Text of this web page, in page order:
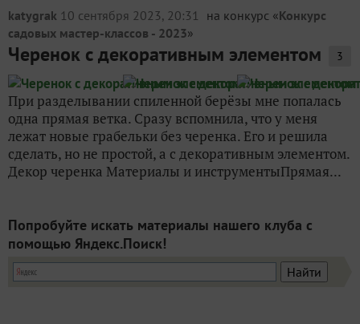
katygrak 10 сентября 2023, 20:31 на конкурс «Конкурс
садовых мастер-классов - 2023»
Черенок с декоративным элементом 3
При разделывании спиленной берёзы мне попалась
одна прямая ветка. Сразу вспомнила, что у меня
лежат новые грабельки без черенка. Его и решила
сделать, но не простой, а с декоративным элементом.
Декор черенка Материалы и инструментыПрямая...
Попробуйте искать материалы нашего клуба с
помощью Яндекс.Поиск!